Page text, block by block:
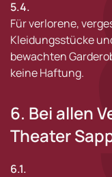
5.4.
Für verlorene,
Kleidungsstücke
bewachten
keine Haftung.
6. Bei allen
Theater
6.1.